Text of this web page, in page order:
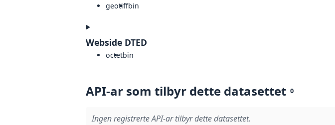
geotiffbin
Webside DTED
octetbin
API-ar som tilbyr dette datasettet 0
Ingen registrerte API-ar tilbyr dette datasettet.